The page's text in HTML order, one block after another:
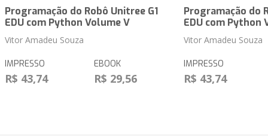
Programação do Robô Unitree G1
EDU com Python Volume V
Vitor Amadeu Souza
IMPRESSO
R$ 43,74
EBOOK
R$ 29,56
Programação do
EDU com Python
Vitor Amadeu Souza
IMPRESSO
R$ 43,74